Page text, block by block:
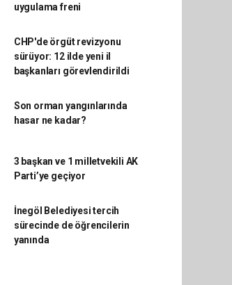
uygulama freni
CHP'de örgüt revizyonu
sürüyor: 12 ilde yeni il
başkanları görevlendirildi
Son orman yangınlarında
hasar ne kadar?
3 başkan ve 1 milletvekili AK
Parti’ye geçiyor
İnegöl Belediyesi tercih
sürecinde de öğrencilerin
yanında